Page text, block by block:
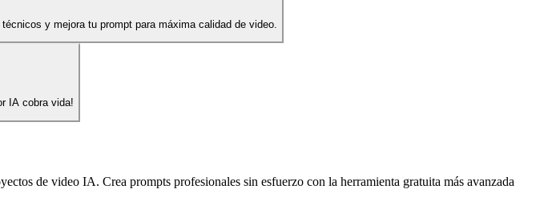
y mejora tu prompt para máxima calidad de video.
IA cobra vida!
de video IA. Crea prompts profesionales sin esfuerzo con la herramienta gratuita más avanzada